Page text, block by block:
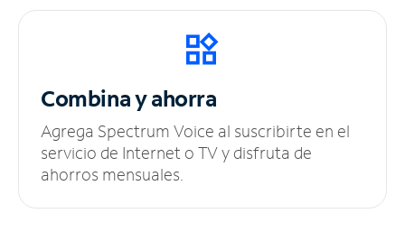
Combina y ahorra
Agrega Spectrum Voice al suscribirte en el
servicio de Internet o TV y disfruta de
ahorros mensuales.